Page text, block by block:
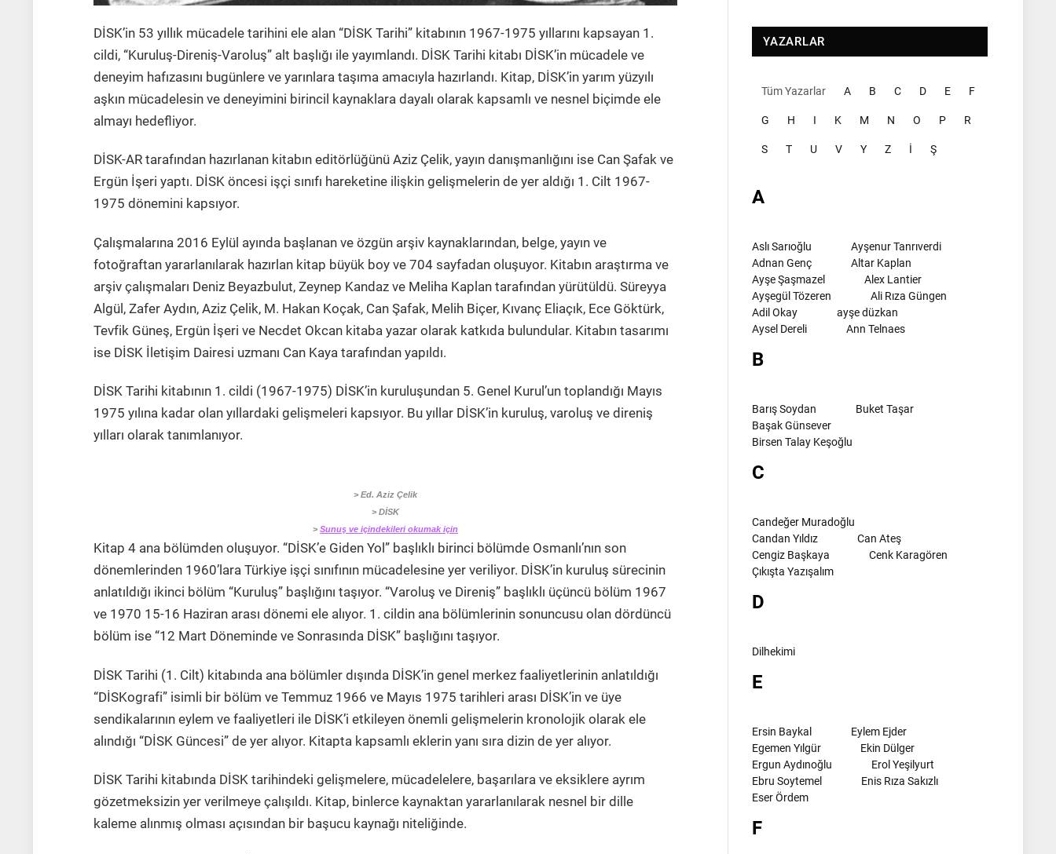
DİSK’in 53 yıllık mücadele tarihini ele alan “DİSK Tarihi” kitabının 1967-1975 yıllarını kapsayan 1.
cildi, “Kuruluş-Direniş-Varoluş” alt başlığı ile yayımlandı. DİSK Tarihi kitabı DİSK’in mücadele ve
deneyim hafızasını bugünlere ve yarınlara taşıma amacıyla hazırlandı. Kitap, DİSK’in yarım yüzyılı
aşkın mücadelesin ve deneyimini birincil kaynaklara dayalı olarak kapsamlı ve nesnel biçimde ele
almayı hedefliyor.
DİSK-AR tarafından hazırlanan kitabın editörlüğünü Aziz Çelik, yayın danışmanlığını ise Can Şafak ve
Ergün İşeri yaptı. DİSK öncesi işçi sınıfı hareketine ilişkin gelişmelerin de yer aldığı 1. Cilt 1967-
1975 dönemini kapsıyor.
Çalışmalarına 2016 Eylül ayında başlanan ve özgün arşiv kaynaklarından, belge, yayın ve
fotoğraftan yararlanılarak hazırlan kitap büyük boy ve 704 sayfadan oluşuyor. Kitabın araştırma ve
arşiv çalışmaları Deniz Beyazbulut, Zeynep Kandaz ve Meliha Kaplan tarafından yürütüldü. Süreyya
Algül, Zafer Aydın, Aziz Çelik, M. Hakan Koçak, Can Şafak, Melih Biçer, Kıvanç Eliaçık, Ece Göktürk,
Tevfik Güneş, Ergün İşeri ve Necdet Okcan kitaba yazar olarak katkıda bulundular. Kitabın tasarımı
ise DİSK İletişim Dairesi uzmanı Can Kaya tarafından yapıldı.
DİSK Tarihi kitabının 1. cildi (1967-1975) DİSK’in kuruluşundan 5. Genel Kurul’un toplandığı Mayıs
1975 yılına kadar olan yıllardaki gelişmeleri kapsıyor. Bu yıllar DİSK’in kuruluş, varoluş ve direniş
yılları olarak tanımlanıyor.
> Ed. Aziz Çelik
> DİSK
> Sunuş ve içindekileri okumak için
Kitap 4 ana bölümden oluşuyor. “DİSK’e Giden Yol” başlıklı birinci bölümde Osmanlı’nın son
dönemlerinden 1960’lara Türkiye işçi sınıfının mücadelesine yer veriliyor. DİSK’in kuruluş sürecinin
anlatıldığı ikinci bölüm “Kuruluş” başlığını taşıyor. “Varoluş ve Direniş” başlıklı üçüncü bölüm 1967
ve 1970 15-16 Haziran arası dönemi ele alıyor. 1. cildin ana bölümlerinin sonuncusu olan dördüncü
bölüm ise “12 Mart Döneminde ve Sonrasında DİSK” başlığını taşıyor.
DİSK Tarihi (1. Cilt) kitabında ana bölümler dışında DİSK’in genel merkez faaliyetlerinin anlatıldığı
“DİSKografi” isimli bir bölüm ve Temmuz 1966 ve Mayıs 1975 tarihleri arası DİSK’in ve üye
sendikalarının eylem ve faaliyetleri ile DİSK’i etkileyen önemli gelişmelerin kronolojik olarak ele
alındığı “DİSK Güncesi” de yer alıyor. Kitapta kapsamlı eklerin yanı sıra dizin de yer alıyor.
DİSK Tarihi kitabında DİSK tarihindeki gelişmelere, mücadelelere, başarılara ve eksiklere ayrım
gözetmeksizin yer verilmeye çalışıldı. Kitap, binlerce kaynaktan yararlanılarak nesnel bir dille
kaleme alınmış olması açısından bir başucu kaynağı niteliğinde.
YAZARLAR
Tüm Yazarlar A B C D E F
G H I K M N O P R
S T U V Y Z İ Ş
A
Aslı Sarıoğlu
Ayşenur Tanrıverdi
Adnan Genç
Altar Kaplan
Ayşe Şaşmazel
Alex Lantier
Ayşegül Tözeren
Ali Rıza Güngen
Adil Okay
ayşe düzkan
Aysel Dereli
Ann Telnaes
B
Barış Soydan
Buket Taşar
Başak Günsever
Birsen Talay Keşoğlu
C
Candeğer Muradoğlu
Candan Yıldız
Can Ateş
Cengiz Başkaya
Cenk Karagören
Çıkışta Yazışalım
D
Dilhekimi
E
Ersin Baykal
Eylem Ejder
Egemen Yılgür
Ekin Dülger
Ergun Aydınoğlu
Erol Yeşilyurt
Ebru Soytemel
Enis Rıza Sakızlı
Eser Ördem
F